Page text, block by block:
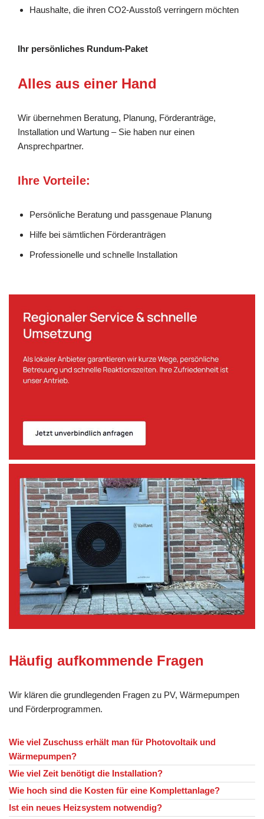
Haushalte, die ihren CO2-Ausstoß verringern möchten
Ihr persönliches Rundum-Paket
Alles aus einer Hand
Wir übernehmen Beratung, Planung, Förderanträge,
Installation und Wartung – Sie haben nur einen
Ansprechpartner.
Ihre Vorteile:
Persönliche Beratung und passgenaue Planung
Hilfe bei sämtlichen Förderanträgen
Professionelle und schnelle Installation
Häufig aufkommende Fragen
Wir klären die grundlegenden Fragen zu PV, Wärmepumpen
und Förderprogrammen.
Wie viel Zuschuss erhält man für Photovoltaik und
Wärmepumpen?
Wie viel Zeit benötigt die Installation?
Wie hoch sind die Kosten für eine Komplettanlage?
Ist ein neues Heizsystem notwendig?